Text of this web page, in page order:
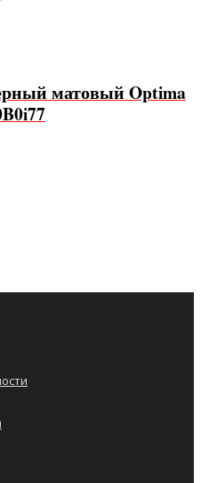
матовый Optima